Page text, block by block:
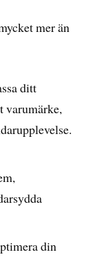
mer än
ditt
varumärke,
din